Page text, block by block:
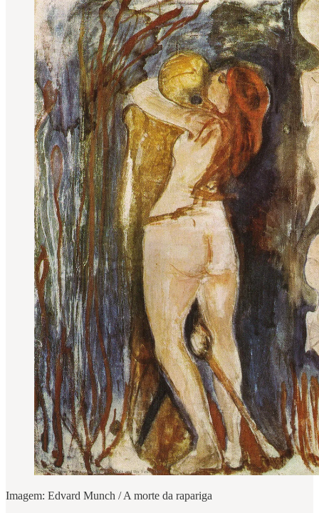
Imagem: Edvard Munch / A morte da rapariga